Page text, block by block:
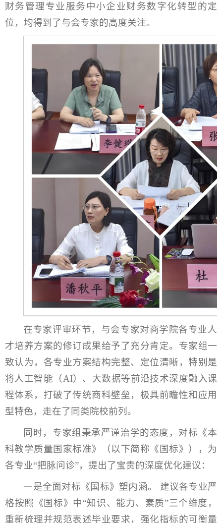
财务管理专业服务中小企业财务数字化转型的定
位，均得到了与会专家的高度关注。
在专家评审环节，与会专家对商学院各专业人
才培养方案的修订成果给予了充分肯定。专家组一
致认为，各专业方案结构完整、定位清晰，特别是
将人工智能（AI）、大数据等前沿技术深度融入课
程体系，打破了传统商科壁垒，极具前瞻性和应用
型特色，走在了同类院校前列。
同时，专家组秉承严谨治学的态度，对标《本
科教学质量国家标准》（以下简称《国标》），为
各专业“把脉问诊”，提出了宝贵的深度优化建议：
一是全面对标《国标》塑内涵。 建议各专业严
格按照《国标》中“知识、能力、素质”三个维度，
重新梳理并规范表述毕业要求，强化指标的可衡量